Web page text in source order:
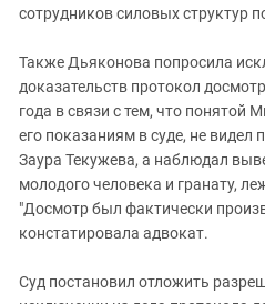
сотрудников силовых структур
Также Дьяконова попросила
доказательств протокол
года в связи с тем, что понятой
его показаниям в суде, не видел
Заура Текужева, а наблюдал
молодого человека и гранату,
"Досмотр был фактически
констатировала адвокат.
Суд постановил отложить